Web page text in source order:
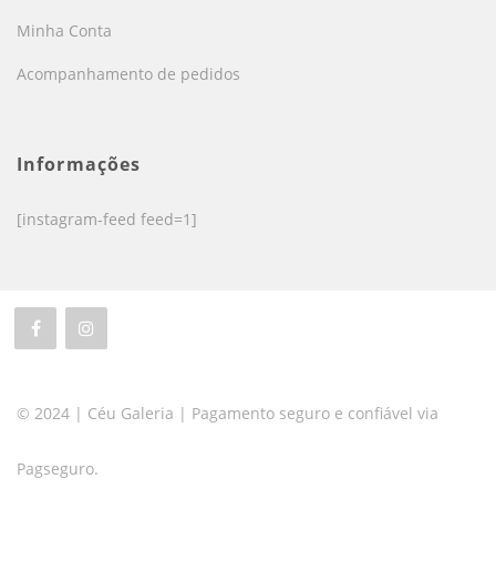
Minha Conta
Acompanhamento de pedidos
Informações
[instagram-feed feed=1]
© 2024 | Céu Galeria | Pagamento seguro e confiável via
Pagseguro.